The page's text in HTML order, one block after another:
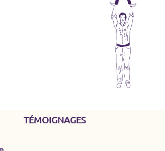
TÉMOIGNAGES